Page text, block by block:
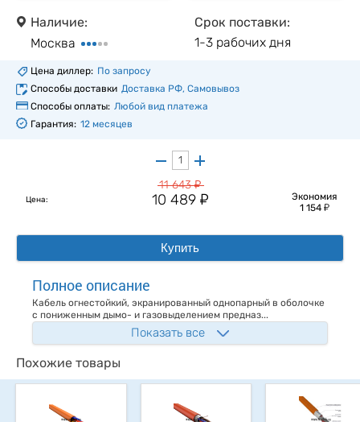
Наличие:
Москва
Срок поставки:
1-3 рабочих дня
Цена диллер: По запросу
Способы доставки Доставка РФ, Самовывоз
Способы оплаты: Любой вид платежа
Гарантия: 12 месяцев
Цена:
11 643у
10 489 у
Экономия
1 154 у
Купить
Полное описание
Кабель огнестойкий, экранированный однопарный в оболочке
с пониженным дымо- и газовыделением предназ...
Показать все
Похожие товары